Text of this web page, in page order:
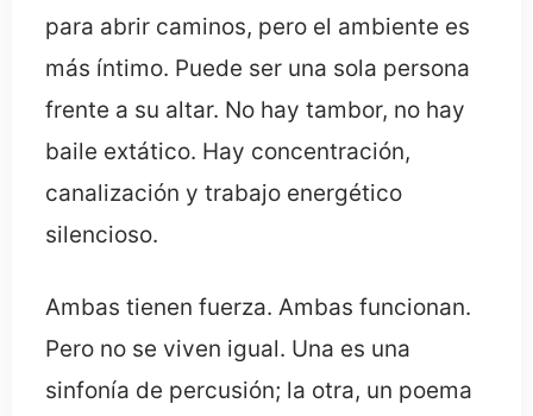
para abrir caminos, pero el ambiente es
más íntimo. Puede ser una sola persona
frente a su altar. No hay tambor, no hay
baile extático. Hay concentración,
canalización y trabajo energético
silencioso.
Ambas tienen fuerza. Ambas funcionan.
Pero no se viven igual. Una es una
sinfonía de percusión; la otra, un poema